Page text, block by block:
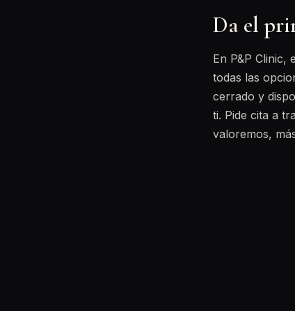
Da el
En P&P Clinic,
todas las
cerrado y
ti. Pide cita a
valoremos,